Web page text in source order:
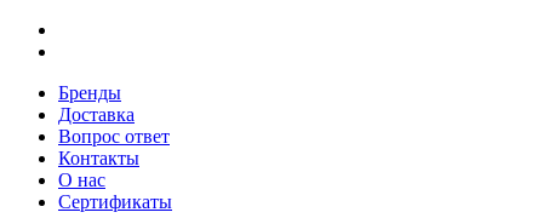
Бренды
Доставка
Вопрос ответ
Контакты
О нас
Сертификаты